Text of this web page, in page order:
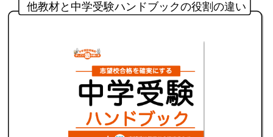
他教材と中学受験ハンドブックの役割の違い